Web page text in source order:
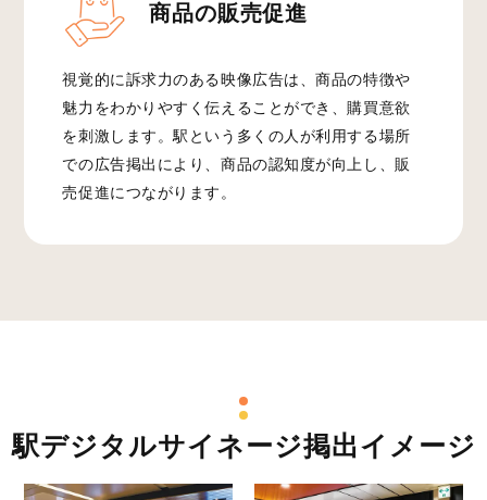
商品の販売促進
視覚的に訴求力のある映像広告は、商品の特徴や
魅力をわかりやすく伝えることができ、購買意欲
を刺激します。駅という多くの人が利用する場所
での広告掲出により、商品の認知度が向上し、販
売促進につながります。
駅デジタルサイネージ掲出イメージ